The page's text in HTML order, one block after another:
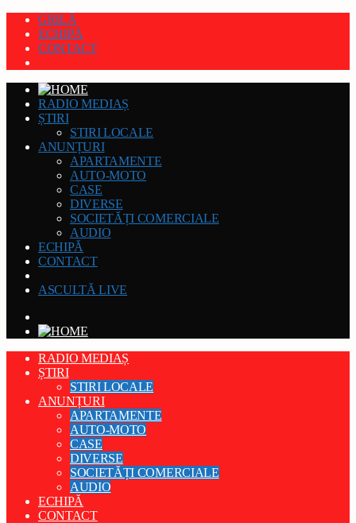
GRILĂ
ECHIPĂ
CONTACT
RADIO MEDIAȘ
ȘTIRI
STIRI LOCALE
ANUNȚURI
APARTAMENTE
AUTO-MOTO
CASE
DIVERSE
SOCIETĂȚI COMERCIALE
AUDIO
ECHIPĂ
CONTACT
ASCULTĂ LIVE
RADIO MEDIAȘ
ȘTIRI
STIRI LOCALE
ANUNȚURI
APARTAMENTE
AUTO-MOTO
CASE
DIVERSE
SOCIETĂȚI COMERCIALE
AUDIO
ECHIPĂ
CONTACT